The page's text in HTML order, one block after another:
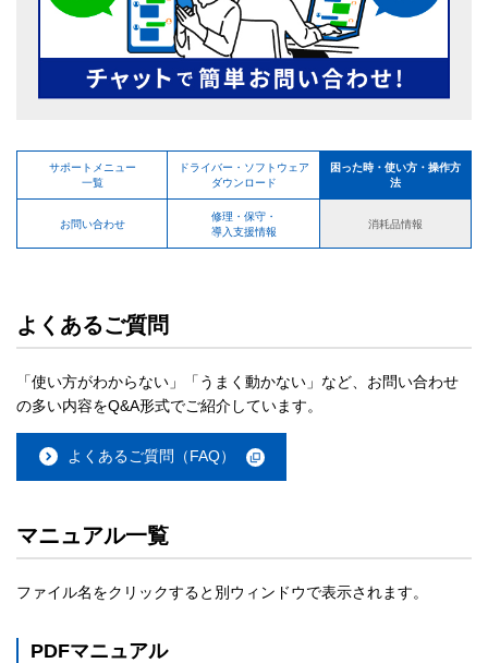
サポートメニュー
一覧
ドライバー・ソフトウェア
ダウンロード
困った時・使い方・操作方
法
お問い合わせ
修理・保守・
導入支援情報
消耗品情報
よくあるご質問
「使い方がわからない」「うまく動かない」など、お問い合わせ
の多い内容をQ&A形式でご紹介しています。
よくあるご質問（FAQ）
マニュアル一覧
ファイル名をクリックすると別ウィンドウで表示されます。
PDFマニュアル